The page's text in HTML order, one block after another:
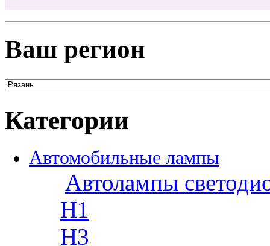
Ваш регион
Категории
Автомобильные лампы
Автолампы
H1
H3